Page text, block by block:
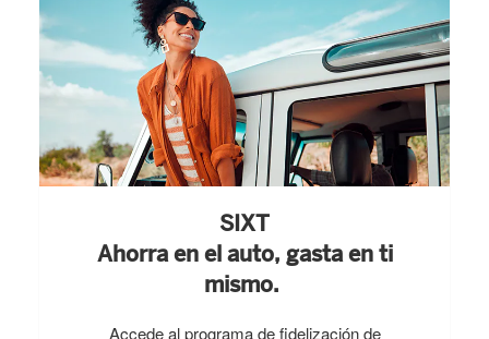
SIXT
Ahorra en el auto, gasta en ti
mismo.
Accede al programa de fidelización de